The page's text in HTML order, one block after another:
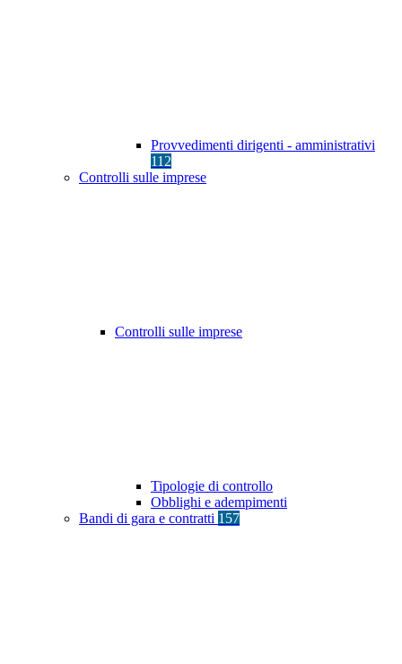
Provvedimenti dirigenti - amministrativi
112
Controlli sulle imprese
Controlli sulle imprese
Tipologie di controllo
Obblighi e adempimenti
Bandi di gara e contratti 157